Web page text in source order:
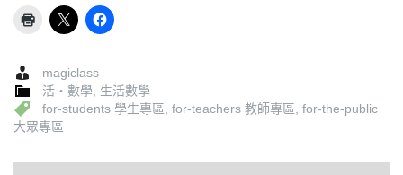
magiclass
活‧數學 生活數學
for-students 學生專區 for-teachers 教師專區 for-the-public
大眾專區